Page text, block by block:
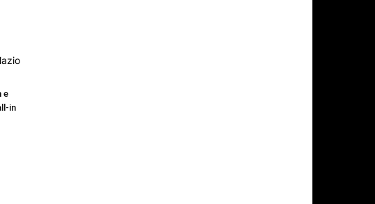
e
in